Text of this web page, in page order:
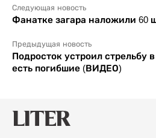
Следующая новость
Фанатке загара наложили 60
Предыдущая новость
Подросток устроил стрельбу
есть погибшие (ВИДЕО)